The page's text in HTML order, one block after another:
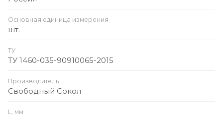
Основная единица измерения
шт.
ТУ
ТУ 1460-035-90910065-2015
Производитель
Свободный Сокол
L, мм